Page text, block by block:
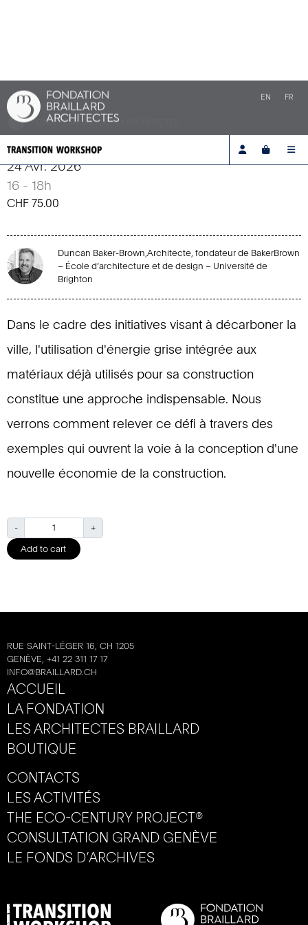
Designer à l’âge de l’urgence
Le facteur humain
24 Avr. 2026
16 - 18h
CHF75.00
– École d’architecture et de design – Université de
Brighton
Dans le cadre des initiatives visant à décarboner la
ville, l'utilisation d'énergie grise intégrée aux
matériaux déjà utilisés pour sa construction
constitue une approche indispensable. Nous
verrons comment relever ce défi à travers des
exemples qui ouvrent la voie à la conception d'une
nouvelle économie de la construction.
-
Q
a
n
+
Add to cart
RUE SAINT-LÉGER 16, CH 1205
GENÈVE, +41 22 311 17 17
INFO@BRAILLARD.CH
ACCUEIL
LA FONDATION
LES ARCHITECTES BRAILLARD
BOUTIQUE
CONTACTS
LES ACTIVITÉS
THE ECO-CENTURY PROJECT®
CONSULTATION GRAND GENÈVE
LE FONDS D’ARCHIVES